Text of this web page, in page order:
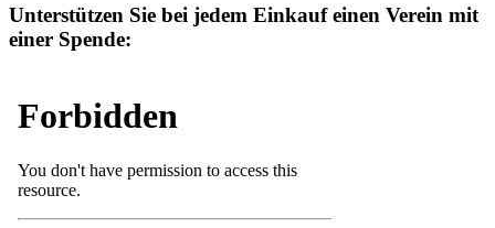
Unterstützen Sie bei jedem Einkauf einen Verein mit
einer Spende: